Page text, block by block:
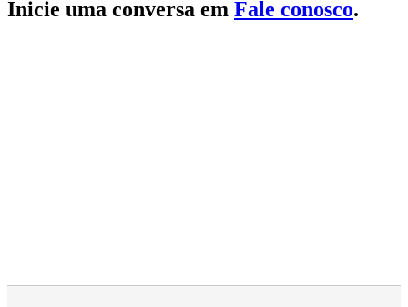
Inicie uma conversa em Fale conosco.